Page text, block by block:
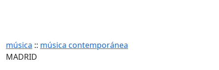
música :: música contemporánea
MADRID